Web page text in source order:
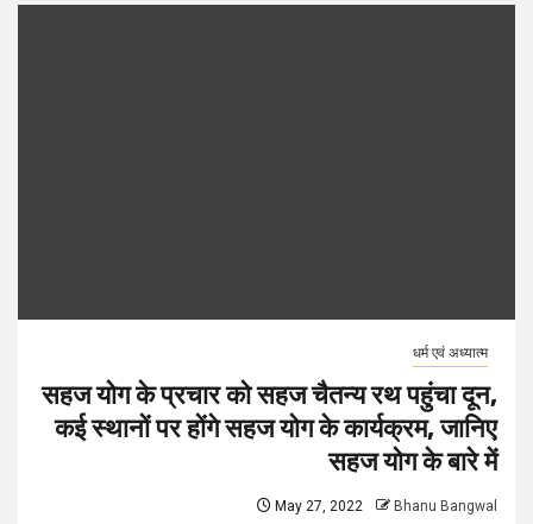
धर्म एवं अध्यात्म
सहज योग के प्रचार को सहज चैतन्य रथ पहुंचा दून,
कई स्थानों पर होंगे सहज योग के कार्यक्रम, जानिए
सहज योग के बारे में
May 27, 2022 Bhanu Bangwal